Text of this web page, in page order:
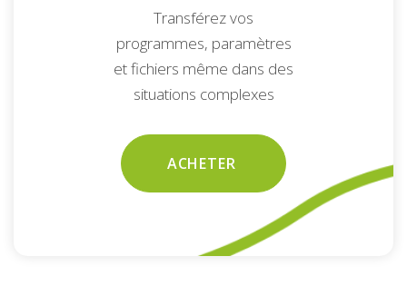
Transférez vos
programmes, paramètres
et fichiers même dans des
situations complexes
ACHETER